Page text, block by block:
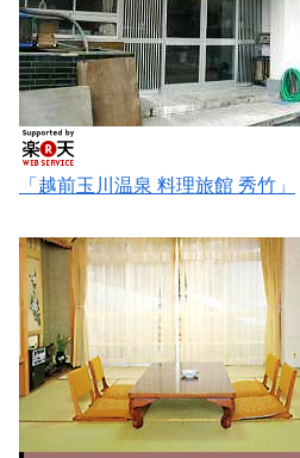
「越前玉川温泉 料理旅館 秀竹」